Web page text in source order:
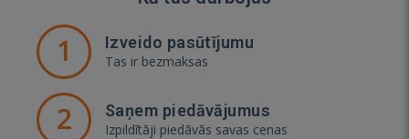
1 Izveido pasūtījumu
Tas ir bezmaksas
2 Saņem piedāvājumus
Izpildītāji piedāvās savas cenas